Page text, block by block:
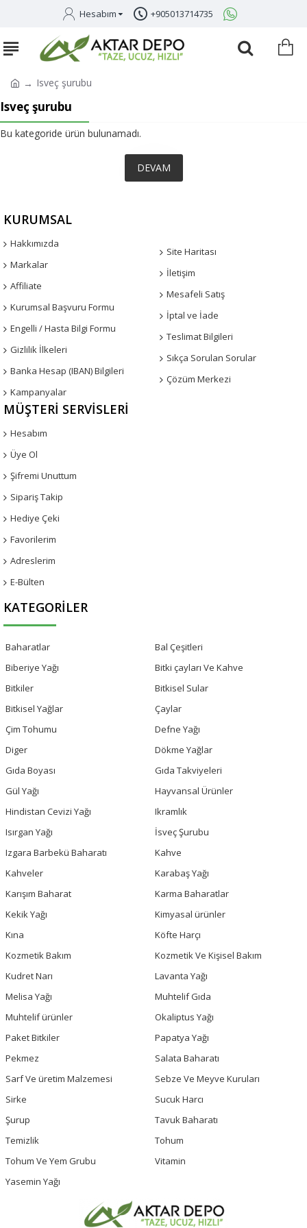
Hesabım +905013714735
Isveç şurubu
Isveç şurubu
Bu kategoride ürün bulunamadı.
DEVAM
KURUMSAL
Hakkımızda
Markalar
Affiliate
Kurumsal Başvuru Formu
Engelli / Hasta Bilgi Formu
Gizlilik İlkeleri
Banka Hesap (IBAN) Bilgileri
Kampanyalar
Site Haritası
İletişim
Mesafeli Satış
İptal ve İade
Teslimat Bilgileri
Sıkça Sorulan Sorular
Çözüm Merkezi
MÜŞTERI SERVISLERI
Hesabım
Üye Ol
Şifremi Unuttum
Sipariş Takip
Hediye Çeki
Favorilerim
Adreslerim
E-Bülten
KATEGORILER
Baharatlar
Bal Çeşitleri
Biberiye Yağı
Bitki çayları Ve Kahve
Bitkiler
Bitkisel Sular
Bitkisel Yağlar
Çaylar
Çim Tohumu
Defne Yağı
Diger
Dökme Yağlar
Gıda Boyası
Gıda Takviyeleri
Gül Yağı
Hayvansal Ürünler
Hindistan Cevizi Yağı
Ikramlık
Isırgan Yağı
İsveç Şurubu
Izgara Barbekü Baharatı
Kahve
Kahveler
Karabaş Yağı
Karışım Baharat
Karma Baharatlar
Kekik Yağı
Kimyasal ürünler
Kına
Köfte Harçı
Kozmetik Bakım
Kozmetik Ve Kişisel Bakım
Kudret Narı
Lavanta Yağı
Melisa Yağı
Muhtelif Gıda
Muhtelif ürünler
Okaliptus Yağı
Paket Bitkiler
Papatya Yağı
Pekmez
Salata Baharatı
Sarf Ve üretim Malzemesi
Sebze Ve Meyve Kuruları
Sirke
Sucuk Harcı
Şurup
Tavuk Baharatı
Temizlik
Tohum
Tohum Ve Yem Grubu
Vitamin
Yasemin Yağı